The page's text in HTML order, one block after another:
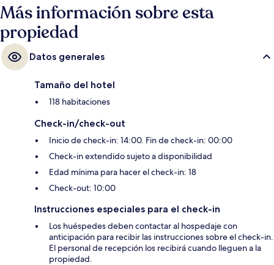
Más información sobre esta
propiedad
Datos generales
Tamaño del hotel
118 habitaciones
Check-in/check-out
Inicio de check-in: 14:00. Fin de check-in: 00:00
Check-in extendido sujeto a disponibilidad
Edad mínima para hacer el check-in: 18
Check-out: 10:00
Instrucciones especiales para el check-in
Los huéspedes deben contactar al hospedaje con
anticipación para recibir las instrucciones sobre el check-in.
El personal de recepción los recibirá cuando lleguen a la
propiedad.